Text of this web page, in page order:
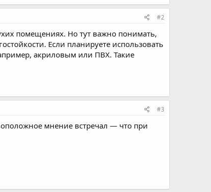
#2
помещениях. Но тут важно понимать,
Если планируете использовать
акриловым или ПВХ. Такие
#3
мнение встречал — что при